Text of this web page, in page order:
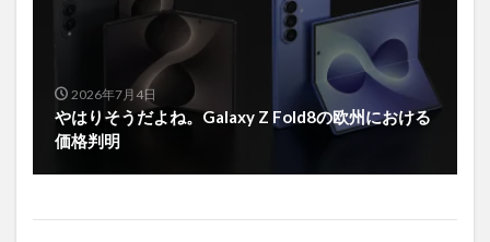
2026年7月4日
やはりそうだよね。Galaxy Z Fold8の欧州における
価格判明